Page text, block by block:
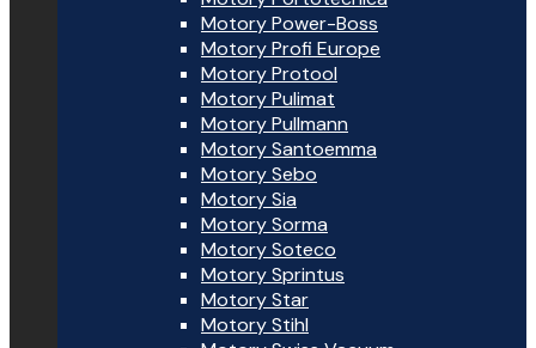
Motory Power-Boss
Motory Profi Europe
Motory Protool
Motory Pulimat
Motory Pullmann
Motory Santoemma
Motory Sebo
Motory Sia
Motory Sorma
Motory Soteco
Motory Sprintus
Motory Star
Motory Stihl